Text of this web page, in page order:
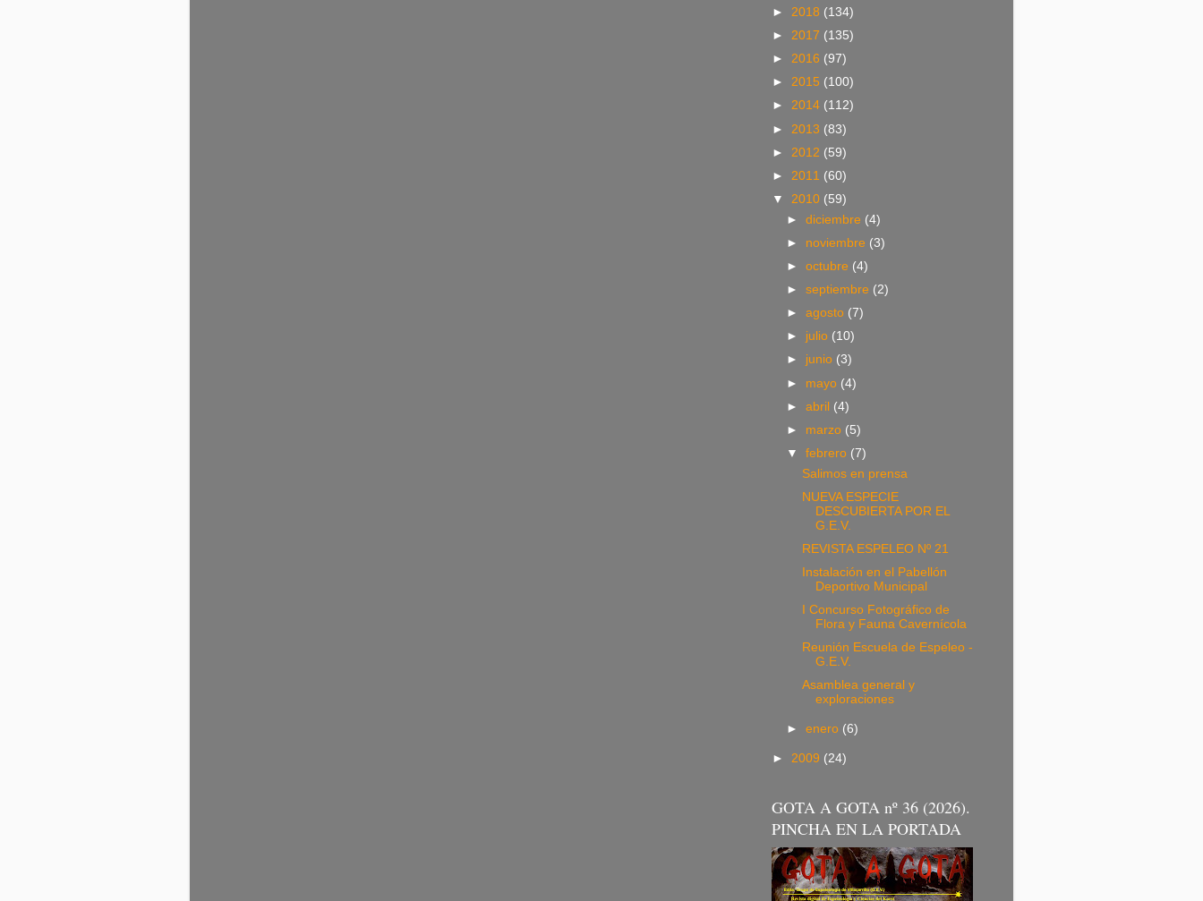
► 2018 (134)
► 2017 (135)
► 2016 (97)
► 2015 (100)
► 2014 (112)
► 2013 (83)
► 2012 (59)
► 2011 (60)
▼ 2010 (59)
►diciembre (4)
► noviembre (3)
►octubre (4)
►septiembre (2)
►agosto (7)
► julio (10)
► junio (3)
► mayo (4)
►abril (4)
► marzo (5)
▼febrero (7)
Salimos en prensa
NUEVA ESPECIE
DESCUBIERTA POR EL
G.E.V.
REVISTA ESPELEO Nº 21
Instalación en el Pabellón
Deportivo Municipal
I Concurso Fotográfico de
Flora y Fauna Cavernícola
Reunión Escuela de Espeleo -
G.E.V.
Asamblea general y
exploraciones
►enero (6)
► 2009 (24)
GOTA A GOTA nº 36 (2026).
PINCHA EN LA PORTADA